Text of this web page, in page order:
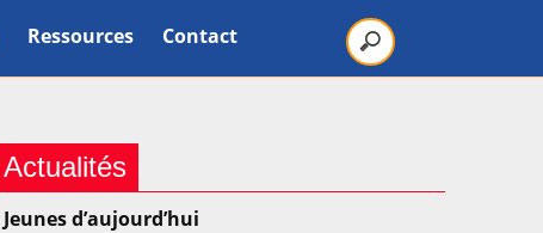
Ressources Contact
Actualités
Jeunes d’aujourd’hui